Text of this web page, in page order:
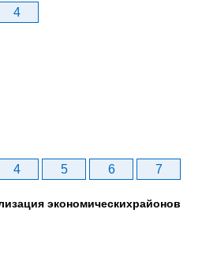
4
4 5 6 7
экономическихрайонов